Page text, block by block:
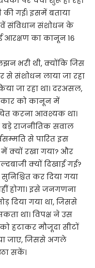
गई। इसमें बताया
संविधान संशोधन के
आरक्षण का कानून 16
भरी थी, क्योंकि जिस
संशोधन लाया जा रहा
जा रहा था। दरअसल,
को कानून में
करना आवश्यक था।
राजनीतिक सवाल
से पारित इस
क्यों रखा गया? और
क्यों दिखाई गई?
कर दिया गया
होगा। इसे जनगणना
दिया गया था, जिससे
था। विपक्ष ने उस
हटाकर मौजूदा सीटों
जाए, जिससे अगले
सकें।